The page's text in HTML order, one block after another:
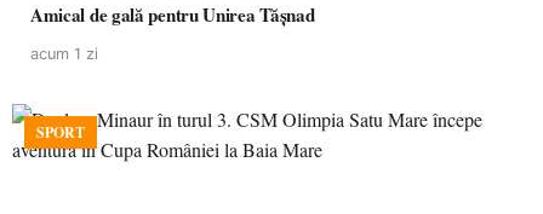
Amical de gală pentru Unirea Tășnad
acum 1 zi
SPORT